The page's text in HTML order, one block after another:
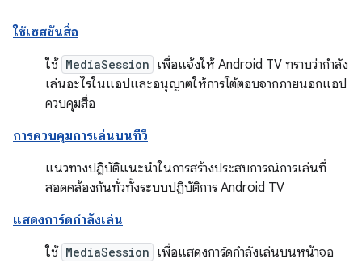
ใช้เซสชันสื่อ
ใช้ MediaSession เพื่อแจ้งให้ Android TV ทราบว่ากำลัง
เล่นอะไรในแอปและอนุญาตให้การโต้ตอบจากภายนอกแอป
ควบคุมสื่อ
การควบคุมการเล่นบนทีวี
แนวทางปฏิบัติแนะนำในการสร้างประสบการณ์การเล่นที่
สอดคล้องกันทั่วทั้งระบบปฏิบัติการ Android TV
แสดงการ์ดกำลังเล่น
ใช้ MediaSession เพื่อแสดงการ์ดกำลังเล่นบนหน้าจอ